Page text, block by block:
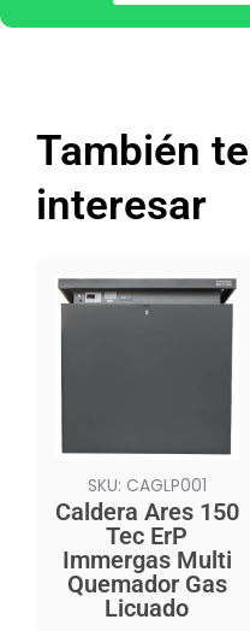
También
interesar
SKU: CAGLP001
Caldera Ares 150
Tec ErP
Immergas Multi
Quemador Gas
Licuado